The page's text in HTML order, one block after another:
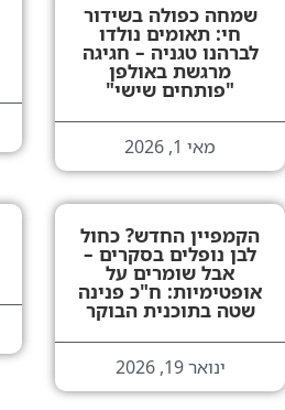
שמחה כפולה בשידור
חי: תאומים נולדו
לברהנו טגניה – חגיגה
מרגשת באולפן
"פותחים שישי"
מאי 1, 2026
הקמפיין החדש? כחול
לבן נופלים בסקרים –
אבל שומרים על
אופטימיות: ח"כ פנינה
שטה בתוכנית הבוקר
ינואר 19, 2026